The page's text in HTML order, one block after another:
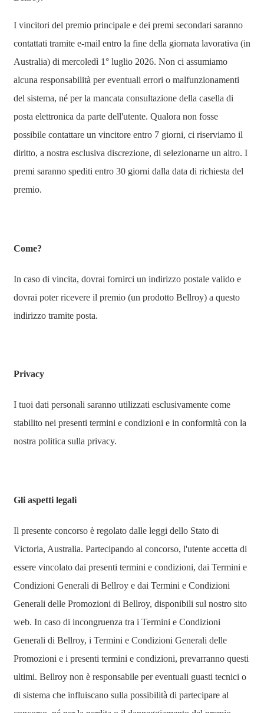
I vincitori del premio principale e dei premi secondari saranno
contattati tramite e-mail entro la fine della giornata lavorativa (in
Australia) di mercoledì 1° luglio 2026. Non ci assumiamo
alcuna responsabilità per eventuali errori o malfunzionamenti
del sistema, né per la mancata consultazione della casella di
posta elettronica da parte dell'utente. Qualora non fosse
possibile contattare un vincitore entro 7 giorni, ci riserviamo il
diritto, a nostra esclusiva discrezione, di selezionarne un altro. I
premi saranno spediti entro 30 giorni dalla data di richiesta del
premio.
Come?
In caso di vincita, dovrai fornirci un indirizzo postale valido e
dovrai poter ricevere il premio (un prodotto Bellroy) a questo
indirizzo tramite posta.
Privacy
I tuoi dati personali saranno utilizzati esclusivamente come
stabilito nei presenti termini e condizioni e in conformità con la
nostra politica sulla privacy.
Gli aspetti legali
Il presente concorso è regolato dalle leggi dello Stato di
Victoria, Australia. Partecipando al concorso, l'utente accetta di
essere vincolato dai presenti termini e condizioni, dai Termini e
Condizioni Generali di Bellroy e dai Termini e Condizioni
Generali delle Promozioni di Bellroy, disponibili sul nostro sito
web. In caso di incongruenza tra i Termini e Condizioni
Generali di Bellroy, i Termini e Condizioni Generali delle
Promozioni e i presenti termini e condizioni, prevarranno questi
ultimi. Bellroy non è responsabile per eventuali guasti tecnici o
di sistema che influiscano sulla possibilità di partecipare al